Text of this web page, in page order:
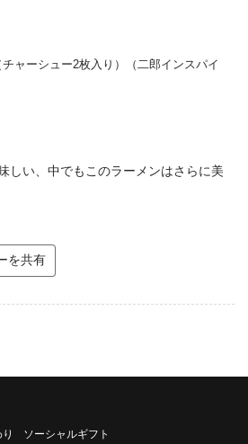
ャーシュー2枚入り）（二郎インスパイ
しい、中でもこのラーメンはさらに美
を共有
ソーシャルギフト